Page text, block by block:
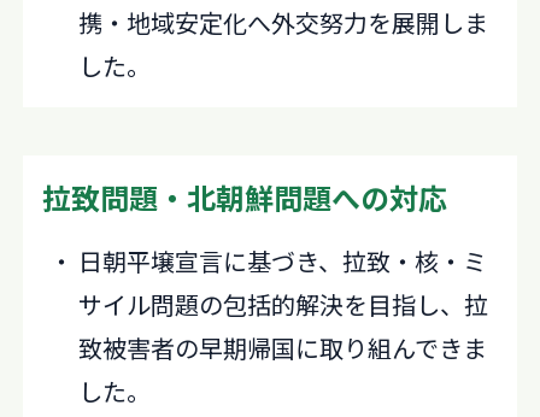
携・地域安定化へ外交努力を展開しま
した。
拉致問題・北朝鮮問題への対応
日朝平壌宣言に基づき、拉致・核・ミ
サイル問題の包括的解決を目指し、拉
致被害者の早期帰国に取り組んできま
した。